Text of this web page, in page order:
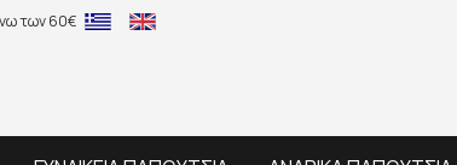
των 60€